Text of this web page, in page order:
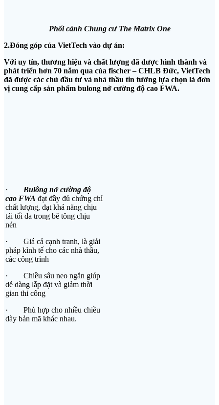
Phối cảnh Chung cư The Matrix One
2.Đóng góp của VietTech vào dự án:
Với uy tín, thương hiệu và chất lượng đã được hình thành và
phát triển hơn 70 năm qua của fischer – CHLB Đức, VietTech
đã được các chủ đầu tư và nhà thầu tin tưởng lựa chọn là đơn
vị cung cấp sản phẩm bulong nở cường độ cao FWA.
· Bulông nở cường độ
cao FWA đạt đầy đủ chứng chỉ
chất lượng, đạt khả năng chịu
tải tối đa trong bê tông chịu
nén
· Giá cả cạnh tranh, là giải
pháp kình tế cho các nhà thầu,
các công trình
· Chiều sâu neo ngắn giúp
dễ dàng lắp đặt và giảm thời
gian thi công
· Phù hợp cho nhiều chiều
dày bản mã khác nhau.